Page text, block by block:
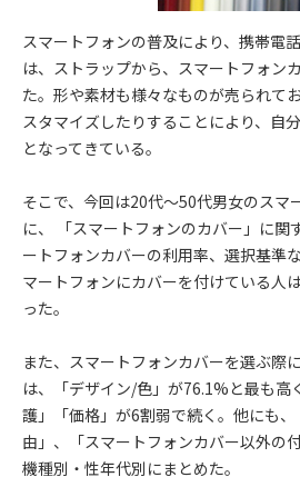
スマートフォンの普及により、携帯電
は、ストラップから、スマートフォン
た。形や素材も様々なものが売られて
スタマイズしたりすることにより、自
となってきている。
そこで、今回は20代～50代男女のスマ
に、 「スマートフォンのカバー」に関
ートフォンカバーの利用率、選択基準
マートフォンにカバーを付けている人
った。
また、スマートフォンカバーを選ぶ際
は、「デザイン/色」が76.1%と最も高
護」「価格」が6割弱で続く。他にも
由」、「スマートフォンカバー以外の
機種別・性年代別にまとめた。